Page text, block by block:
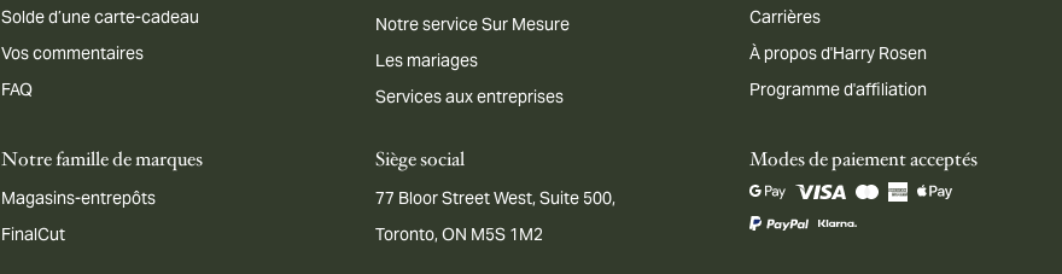
Solde d’une carte-cadeau
Vos commentaires
FAQ
Notre service Sur Mesure
Les mariages
Services aux entreprises
Carrières
À propos d'Harry Rosen
Programme d'affiliation
Notre famille de marques
Magasins-entrepôts
FinalCut
Siège social
77 Bloor Street West, Suite 500,
Toronto, ON M5S 1M2
Modes de paiement acceptés